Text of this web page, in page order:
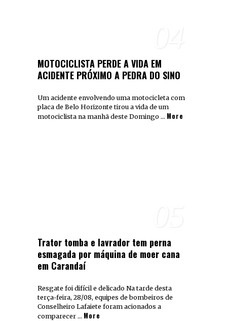
MOTOCICLISTA PERDE A VIDA EM
ACIDENTE PRÓXIMO A PEDRA DO SINO
Um acidente envolvendo uma motocicleta com
placa de Belo Horizonte tirou a vida de um
motociclista na manhã deste Domingo … More
Trator tomba e lavrador tem perna
esmagada por máquina de moer cana
em Carandaí
Resgate foi difícil e delicado Na tarde desta
terça-feira, 28/08, equipes de bombeiros de
Conselheiro Lafaiete foram acionados a
comparecer … More